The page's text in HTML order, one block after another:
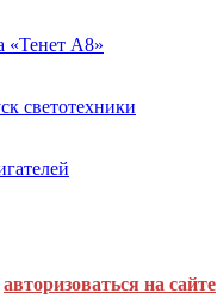
«Тенет A8»
светотехники
авторизоваться на сайте